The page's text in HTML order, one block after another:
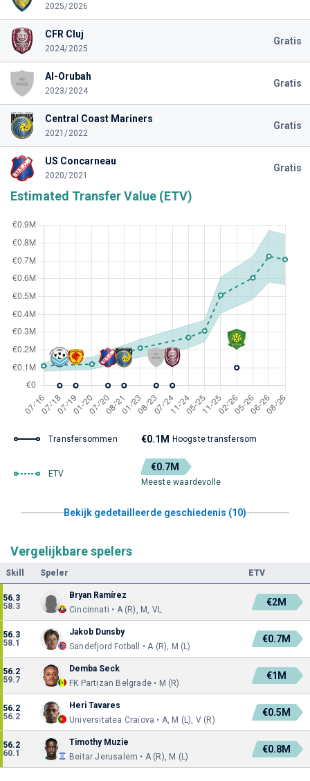
2025/2026
CFR Cluj
2024/2025
Gratis
Al-Orubah
2023/2024
Gratis
Central Coast Mariners
2021/2022
Gratis
US Concarneau
2020/2021
Gratis
Estimated Transfer Value (ETV)
Transfersommen €0.1M Hoogste transfersom
ETV
€0.7M
Meeste waardevolle
Bekijk gedetailleerde geschiedenis (10)
Vergelijkbare spelers
Skill Speler ETV
56.3
58.3
Bryan Ramírez
Cincinnati • A (R), M, VL
€2M
56.3
58.1
Jakob Dunsby
Sandefjord Fotball • A (R), M (L)
€0.7M
56.2
59.7
Demba Seck
FK Partizan Belgrade • M (R)
€1M
56.2
56.2
Heri Tavares
Universitatea Craiova • A, M (L), V (R)
€0.5M
56.2
60.1
Timothy Muzie
Beitar Jerusalem • A (R), M (L)
€0.8M